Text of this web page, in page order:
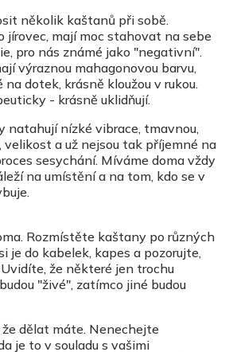
několik kaštanů při sobě.
jírovec, mají moc stahovat na sebe
pro nás známé jako "negativní".
výraznou mahagonovou barvu,
dotek, krásně kloužou v rukou.
- krásně uklidňují.
natahují nízké vibrace, tmavnou,
velikost a už nejsou tak příjemné na
sesychání. Míváme doma vždy
na umístění a na tom, kdo se v
Rozmístěte kaštany po různých
je do kabelek, kapes a pozorujte,
že některé jen trochu
"živé", zatímco jiné budou
dělat máte. Nenechejte
je to v souladu s vašimi